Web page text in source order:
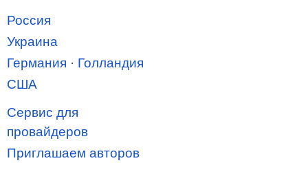
Россия
Украина
Германия · Голландия
США
Сервис для
провайдеров
Приглашаем авторов